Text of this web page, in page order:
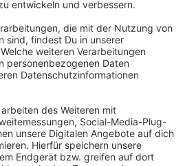
in Würfel geschnitten
in Scheiben geschnitten
klein gewürfelt